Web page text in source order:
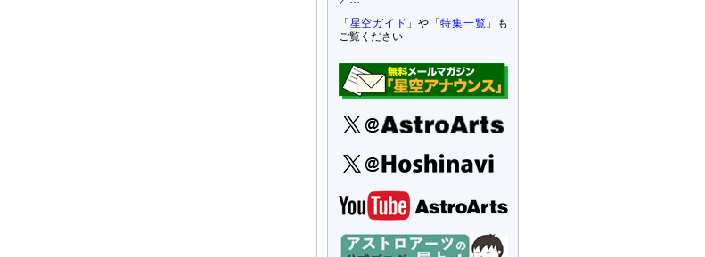
「 星空ガイド 」や「特集一覧 」も
ご覧ください